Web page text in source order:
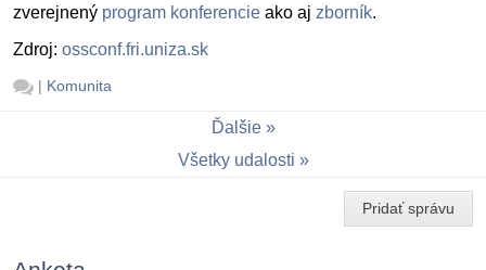
zverejnený program konferencie ako aj zborník.
Zdroj: ossconf.fri.uniza.sk
| Komunita
Ďalšie
Všetky udalosti
Pridať správu